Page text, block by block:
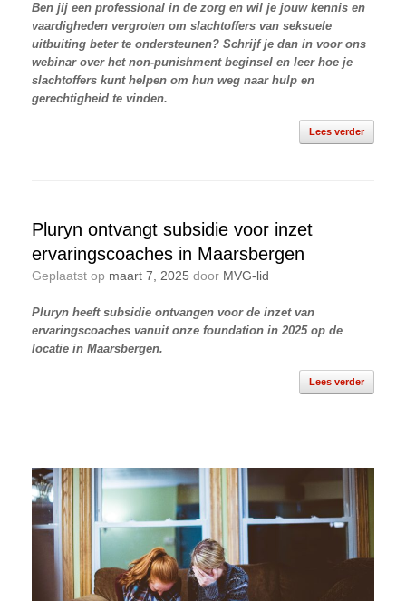
Ben jij een professional in de zorg en wil je jouw kennis en
vaardigheden vergroten om slachtoffers van seksuele
uitbuiting beter te ondersteunen? Schrijf je dan in voor ons
webinar over het non-punishment beginsel en leer hoe je
slachtoffers kunt helpen om hun weg naar hulp en
gerechtigheid te vinden.
Lees verder
Pluryn ontvangt subsidie voor inzet
ervaringscoaches in Maarsbergen
Geplaatst op maart 7, 2025 door MVG-lid
Pluryn heeft subsidie ontvangen voor de inzet van
ervaringscoaches vanuit onze foundation in 2025 op de
locatie in Maarsbergen.
Lees verder